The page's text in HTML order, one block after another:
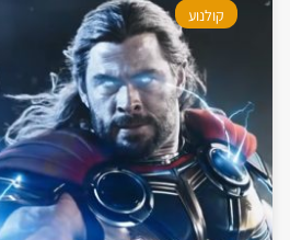
קולנוע